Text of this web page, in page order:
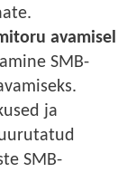
avamisel
SMB-
ja
SMB-